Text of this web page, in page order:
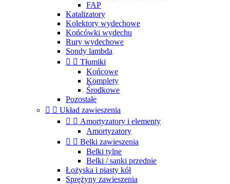
FAP
Katalizatory
Kolektory wydechowe
Końcówki wydechu
Rury wydechowe
Sondy lambda
  Tłumiki
Końcowe
Komplety
Środkowe
Pozostałe
  Układ zawieszenia
  Amortyzatory i elementy
Amortyzatory
  Belki zawieszenia
Belki tylne
Belki / sanki przednie
Łożyska i piasty kół
Sprężyny zawieszenia